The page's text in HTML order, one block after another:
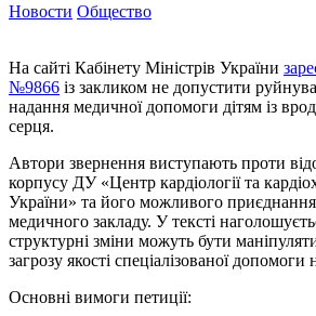
Новости Общество
На сайті Кабінету Міністрів України
№9866 із закликом не допустити
надання медичної допомоги дітям із
серця.
Автори звернення виступають проти
корпусу ДУ «Центр кардіології та
України» та його можливого
медичного закладу. У тексті
структурні зміни можуть бути
загрозу якості спеціалізованої
Основні вимоги петиції: